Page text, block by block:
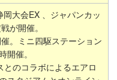
岡大会EX 、ジャパンカッ
が開催。
。ミニ四駆ステーション
開催。
とのコラボによるエアロ